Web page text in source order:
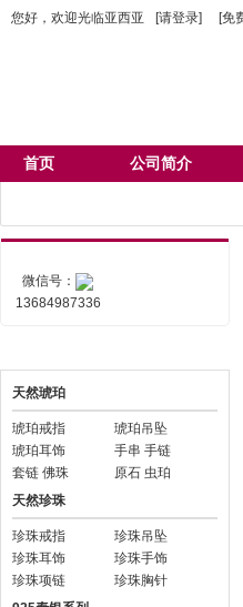
您好，欢迎光临亚西亚 [请登录] [免
首页 公司简介
微信号：
13684987336
天然琥珀
琥珀戒指
琥珀吊坠
琥珀耳饰
手串 手链
套链 佛珠
原石 虫珀
天然珍珠
珍珠戒指
珍珠吊坠
珍珠耳饰
珍珠手饰
珍珠项链
珍珠胸针